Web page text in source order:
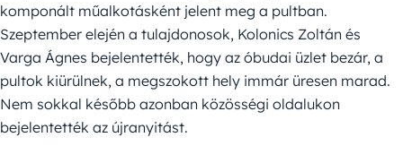
komponált műalkotásként jelent meg a pultban.
Szeptember elején a tulajdonosok, Kolonics Zoltán és
Varga Ágnes bejelentették, hogy az óbudai üzlet bezár, a
pultok kiürülnek, a megszokott hely immár üresen marad.
Nem sokkal később azonban közösségi oldalukon
bejelentették az újranyitást.